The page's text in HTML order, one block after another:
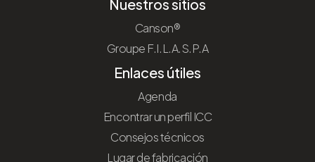
Nuestros sitios
Canson®
Groupe F.I.L.A.S.P.A
Enlaces útiles
Agenda
Encontrar un perfil ICC
Consejos técnicos
Lugar de fabricación